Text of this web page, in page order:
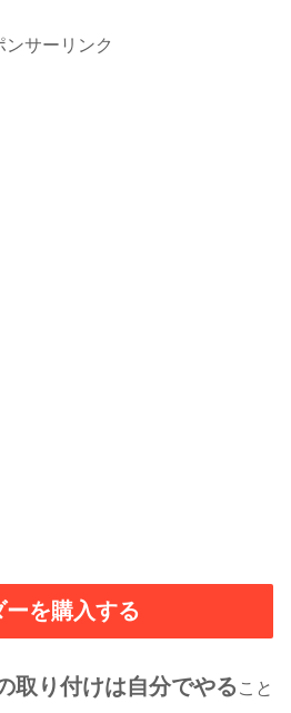
ンサーリンク
ーを購入する
取り付けは自分でやる こと